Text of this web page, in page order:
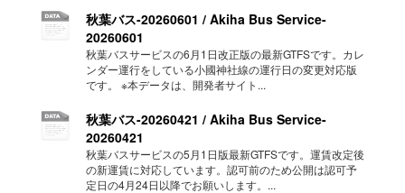
秋葉バス-20260601 / Akiha Bus Service-
20260601
秋葉バスサービスの6月1日改正版の最新GTFSです。カレ
ンダー運行をしている小國神社線の運行日の変更対応版
です。 ※本データは、開発者サイト...
秋葉バス-20260421 / Akiha Bus Service-
20260421
秋葉バスサービスの5月1日版最新GTFSです。運賃改定後
の新運賃に対応しています。認可前のため公開は認可予
定日の4月24日以降でお願いします。...